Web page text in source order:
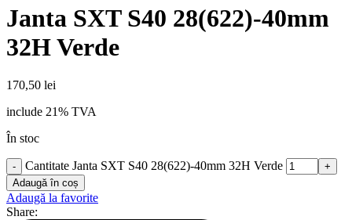
Janta SXT S40 28(622)-40mm
32H Verde
170,50 lei
include 21% TVA
În stoc
Cantitate Janta SXT S40 28(622)-40mm 32H Verde
Adaugă în coș
Adaugă la favorite
Share: